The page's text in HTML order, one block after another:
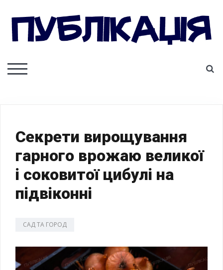
content
ПУБЛІКАЦІЯ
TOGGLE MOBILE MENU
Секрети вирощування
гарного врожаю великої
і соковитої цибулі на
підвіконні
САД ТА ГОРОД